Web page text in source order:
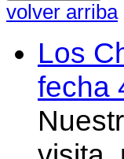
volver arriba
Los
fecha